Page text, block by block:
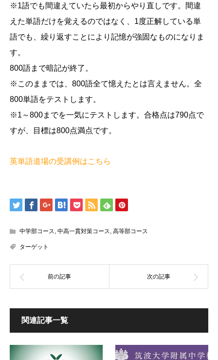
※1語でも間違えていたら最初からやり直しです。間違
えた単語だけを覚えるのではなく、1度正解している単
語でも、繰り返すことにより記憶が強固なものになりま
す。
800語まで暗記が終了。
※このままでは、800語全て憶えたとは言えません。全
800単語をテストします。
※1～800までを一気にテストします。合格点は790点で
すが、目標は800点満点です。
英単語道場の受講例はこちら
中学部コース 中高一貫対策コース 高等部コース
ターゲット
関連記事一覧